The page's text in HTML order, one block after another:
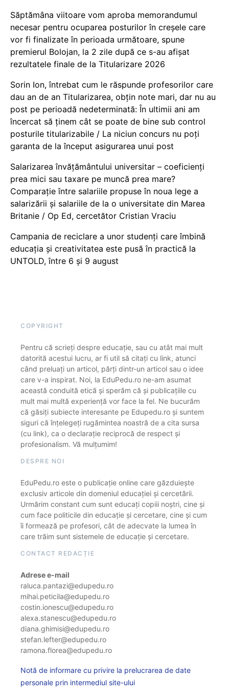
Săptămâna viitoare vom aproba memorandumul
necesar pentru ocuparea posturilor în creșele care
vor fi finalizate în perioada următoare, spune
premierul Bolojan, la 2 zile după ce s-au afișat
rezultatele finale de la Titularizare 2026
Sorin Ion, întrebat cum le răspunde profesorilor care
dau an de an Titularizarea, obțin note mari, dar nu au
post pe perioadă nedeterminată: În ultimii ani am
încercat să ținem cât se poate de bine sub control
posturile titularizabile / La niciun concurs nu poți
garanta de la început asigurarea unui post
Salarizarea învățământului universitar – coeficienți
prea mici sau taxare pe muncă prea mare?
Comparație între salariile propuse în noua lege a
salarizării și salariile de la o universitate din Marea
Britanie / Op Ed, cercetător Cristian Vraciu
Campania de reciclare a unor studenți care îmbină
educația și creativitatea este pusă în practică la
UNTOLD, între 6 și 9 august
COPYRIGHT
Pentru că scrieți despre educație, sau cu atât mai mult
datorită acestui lucru, ar fi util să citați cu link, atunci
când preluați un articol, părți dintr-un articol sau o idee
care v-a inspirat. Noi, la EduPedu.ro ne-am asumat
această conduită etică și sperăm că și publicațiile cu
mult mai multă experiență vor face la fel. Ne bucurăm
că găsiți subiecte interesante pe Edupedu.ro și suntem
siguri că înțelegeți rugămintea noastră de a cita sursa
(cu link), ca o declarație reciprocă de respect și
profesionalism. Vă mulțumim!
DESPRE NOI
EduPedu.ro este o publicație online care găzduiește
exclusiv articole din domeniul educației și cercetării.
Urmărim constant cum sunt educați copiii noștri, cine și
cum face politicile din educație și cercetare, cine și cum
îi formează pe profesori, cât de adecvate la lumea în
care trăim sunt sistemele de educație și cercetare.
CONTACT REDACȚIE
Adrese e-mail
raluca.pantazi@edupedu.ro
mihai.peticila@edupedu.ro
costin.ionescu@edupedu.ro
alexa.stanescu@edupedu.ro
diana.ghimisi@edupedu.ro
stefan.lefter@edupedu.ro
ramona.florea@edupedu.ro
Notă de informare cu privire la prelucrarea de date
personale prin intermediul site-ului